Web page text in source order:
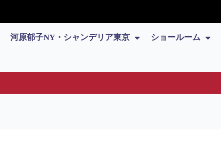
河原郁子NY・シャンデリア東京 ショールーム